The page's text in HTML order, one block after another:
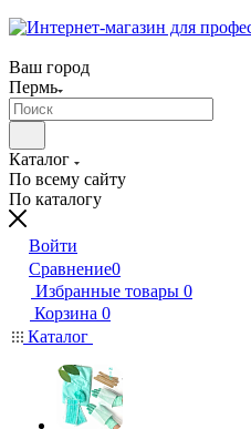
Ваш город
Пермь
Каталог
По всему сайту
По каталогу
Войти
Сравнение0
Избранные товары 0
Корзина 0
Каталог